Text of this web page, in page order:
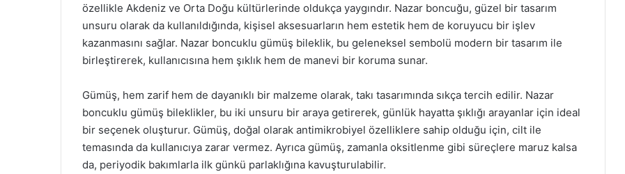
özellikle Akdeniz ve Orta Doğu kültürlerinde oldukça yaygındır. Nazar boncuğu, güzel bir tasarım
unsuru olarak da kullanıldığında, kişisel aksesuarların hem estetik hem de koruyucu bir işlev
kazanmasını sağlar. Nazar boncuklu gümüş bileklik, bu geleneksel sembolü modern bir tasarım ile
birleştirerek, kullanıcısına hem şıklık hem de manevi bir koruma sunar.
Gümüş, hem zarif hem de dayanıklı bir malzeme olarak, takı tasarımında sıkça tercih edilir. Nazar
boncuklu gümüş bileklikler, bu iki unsuru bir araya getirerek, günlük hayatta şıklığı arayanlar için ideal
bir seçenek oluşturur. Gümüş, doğal olarak antimikrobiyel özelliklere sahip olduğu için, cilt ile
temasında da kullanıcıya zarar vermez. Ayrıca gümüş, zamanla oksitlenme gibi süreçlere maruz kalsa
da, periyodik bakımlarla ilk günkü parlaklığına kavuşturulabilir.